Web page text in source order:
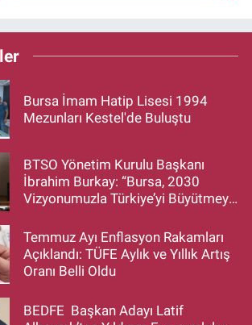
Bursa İmam Hatip Lisesi 1994
Mezunları Kestel'de Buluştu
BTSO Yönetim Kurulu Başkanı
İbrahim Burkay: “Bursa, 2030
Vizyonumuzla Türkiye’yi Büyütmeye
Temmuz Ayı Enflasyon Rakamları
Açıklandı: TÜFE Aylık ve Yıllık Artış
Oranı Belli Oldu
BEDFE Başkan Adayı Latif